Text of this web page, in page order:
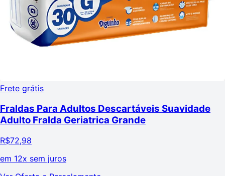
Frete grátis
Fraldas Para Adultos Descartáveis Suavidade
Adulto Fralda Geriatrica Grande
R$72,98
em 12x sem juros